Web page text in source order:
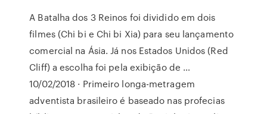
A Batalha dos 3 Reinos foi dividido em dois
filmes (Chi bi e Chi bi Xia) para seu lançamento
comercial na Ásia. Já nos Estados Unidos (Red
Cliff) a escolha foi pela exibição de …
10/02/2018 · Primeiro longa-metragem
adventista brasileiro é baseado nas profecias